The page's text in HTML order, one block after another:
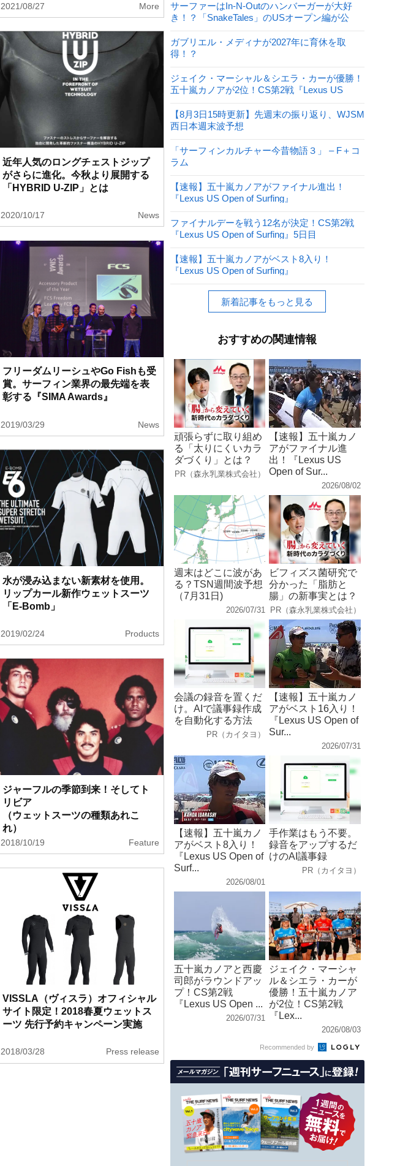
2021/08/27 More
近年人気のロングチェストジップ
がさらに進化。今秋より展開する
「HYBRID U-ZIP」とは
2020/10/17 News
フリーダムリーシュやGo Fishも受
賞。サーフィン業界の最先端を表
彰する『SIMA Awards』
2019/03/29 News
水が浸み込まない新素材を使用。
リップカール新作ウェットスーツ
「E-Bomb」
2019/02/24 Products
ジャーフルの季節到来！そしてト
リビア
（ウェットスーツの種類あれこ
れ）
2018/10/19 Feature
VISSLA（ヴィスラ）オフィシャル
サイト限定！2018春夏ウェットス
ーツ 先行予約キャンペーン実施
2018/03/28 Press release
サーファーはIn-N-Outのハンバーガーが大好
き！？「SnakeTales」のUSオープン編が公
ガブリエル・メディナが2027年に育休を取
得！？
ジェイク・マーシャル＆シエラ・カーが優勝！
五十嵐カノアが2位！CS第2戦『Lexus US
【8月3日15時更新】先週末の振り返り、WJSM
西日本週末波予想
「サーフィンカルチャー今昔物語３」 – F＋コ
ラム
【速報】五十嵐カノアがファイナル進出！
『Lexus US Open of Surfing』
ファイナルデーを戦う12名が決定！CS第2戦
『Lexus US Open of Surfing』5日目
【速報】五十嵐カノアがベスト8入り！
『Lexus US Open of Surfing』
新着記事をもっと見る
おすすめの関連情報
頑張らずに取り組め
る「太りにくいカラ
ダづくり」とは？
PR（森永乳業株式会社）
【速報】五十嵐カノ
アがファイナル進
出！『Lexus US
Open of Sur...
2026/08/02
週末はどこに波があ
る？TSN週間波予想
（7月31日)
2026/07/31
ビフィズス菌研究で
分かった「脂肪と
腸」の新事実とは？
PR（森永乳業株式会社）
会議の録音を置くだ
け。AIで議事録作成
を自動化する方法
PR（カイタヨ）
【速報】五十嵐カノ
アがベスト16入り！
『Lexus US Open of
Sur...
2026/07/31
【速報】五十嵐カノ
アがベスト8入り！
『Lexus US Open of
Surf...
2026/08/01
手作業はもう不要。
録音をアップするだ
けのAI議事録
PR（カイタヨ）
五十嵐カノアと西慶
司郎がラウンドアッ
プ！CS第2戦
『Lexus US Open ...
2026/07/31
ジェイク・マーシャ
ル＆シエラ・カーが
優勝！五十嵐カノア
が2位！CS第2戦
『Lex...
2026/08/03
Recommended by